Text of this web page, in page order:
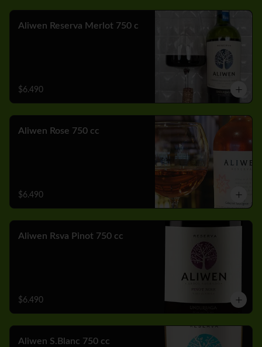
Aliwen Reserva Merlot 750 c
$6.490
Aliwen Rose 750 cc
$6.490
Aliwen Rsva Pinot 750 cc
$6.490
Aliwen S.Blanc 750 cc